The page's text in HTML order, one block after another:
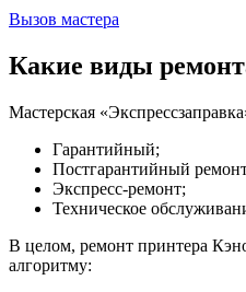
Вызов мастера
Какие виды
Мастерская
Гарантийный;
Постгарантийный
Экспресс-ремонт;
Техническое
В целом, ремонт принтера
алгоритму: